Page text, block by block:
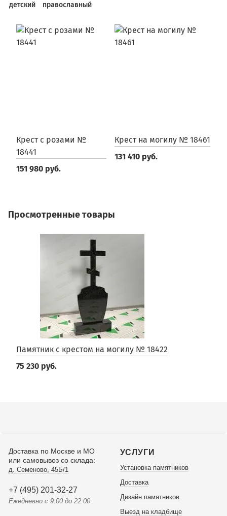
детский православный
Крест с розами №
18441
151 980 руб.
Крест на могилу № 18461
131 410 руб.
Просмотренные товары
Памятник с крестом на могилу № 18422
75 230 руб.
Доставка по Москве и МО
или самовывоз со склада:
д. Семеново, 45Б/1
+7 (495) 201-32-27
Ежедневно с 9:00 до 22:00
УСЛУГИ
Установка памятников
Доставка
Дизайн памятников
Выезд на кладбище